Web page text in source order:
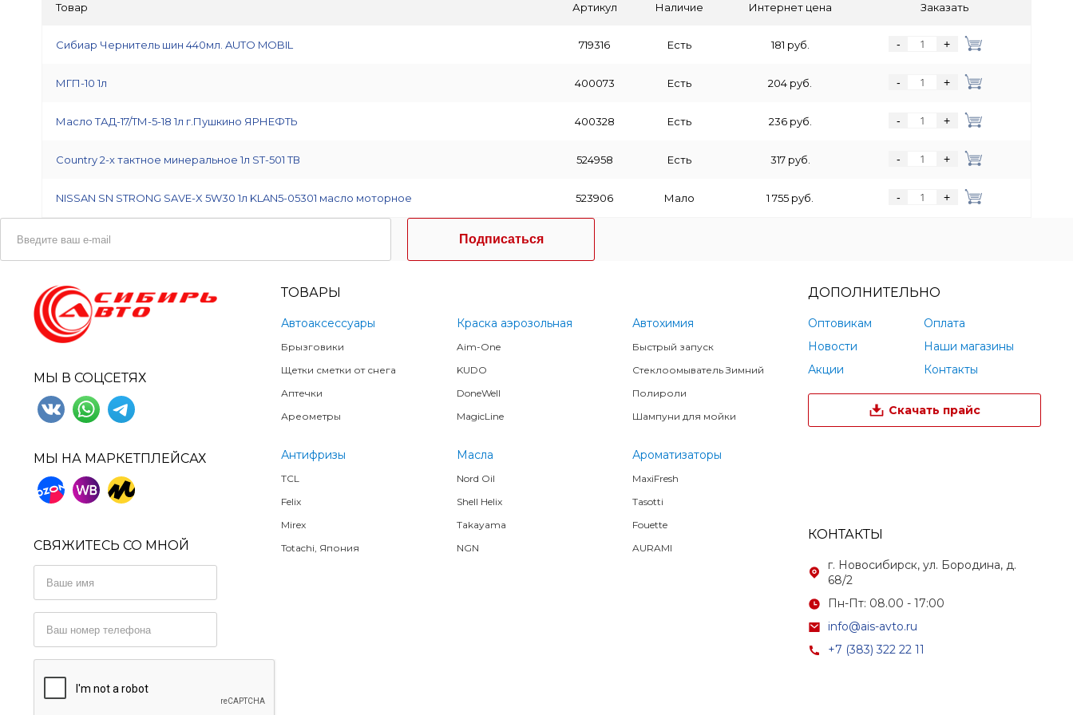
Товар Артикул Наличие Интернет цена Заказать
Сибиар Чернитель шин 440мл. AUTO MOBIL 719316 Есть 181 руб. - +
МГП-10 1л 400073 Есть 204 руб. - +
Масло ТАД-17/ТМ-5-18 1л г.Пушкино ЯРНЕФТЬ 400328 Есть 236 руб. - +
Country 2-х тактное минеральное 1л ST-501 ТВ 524958 Есть 317 руб. - +
NISSAN SN STRONG SAVE-X 5W30 1л KLAN5-05301 масло моторное 523906 Мало 1 755 руб. - +
Подписаться
МЫ В СОЦСЕТЯХ
МЫ НА МАРКЕТПЛЕЙСАХ
СВЯЖИТЕСЬ СО МНОЙ
ТОВАРЫ
Автоаксессуары
Брызговики
Щетки сметки от снега
Аптечки
Ареометры
Краска аэрозольная
Aim-One
KUDO
DoneWell
MagicLine
Автохимия
Быстрый запуск
Стеклоомыватель Зимний
Полироли
Шампуни для мойки
Антифризы
TCL
Felix
Mirex
Totachi, Япония
Масла
Nord Oil
Shell Helix
Takayama
NGN
Ароматизаторы
MaxiFresh
Tasotti
Fouette
AURAMI
ДОПОЛНИТЕЛЬНО
Оптовикам
Оплата
Новости
Наши магазины
Акции
Контакты
Скачать прайс
КОНТАКТЫ
г. Новосибирск, ул. Бородина, д.
68/2
Пн-Пт: 08.00 - 17:00
info@ais-avto.ru
+7 (383) 322 22 11